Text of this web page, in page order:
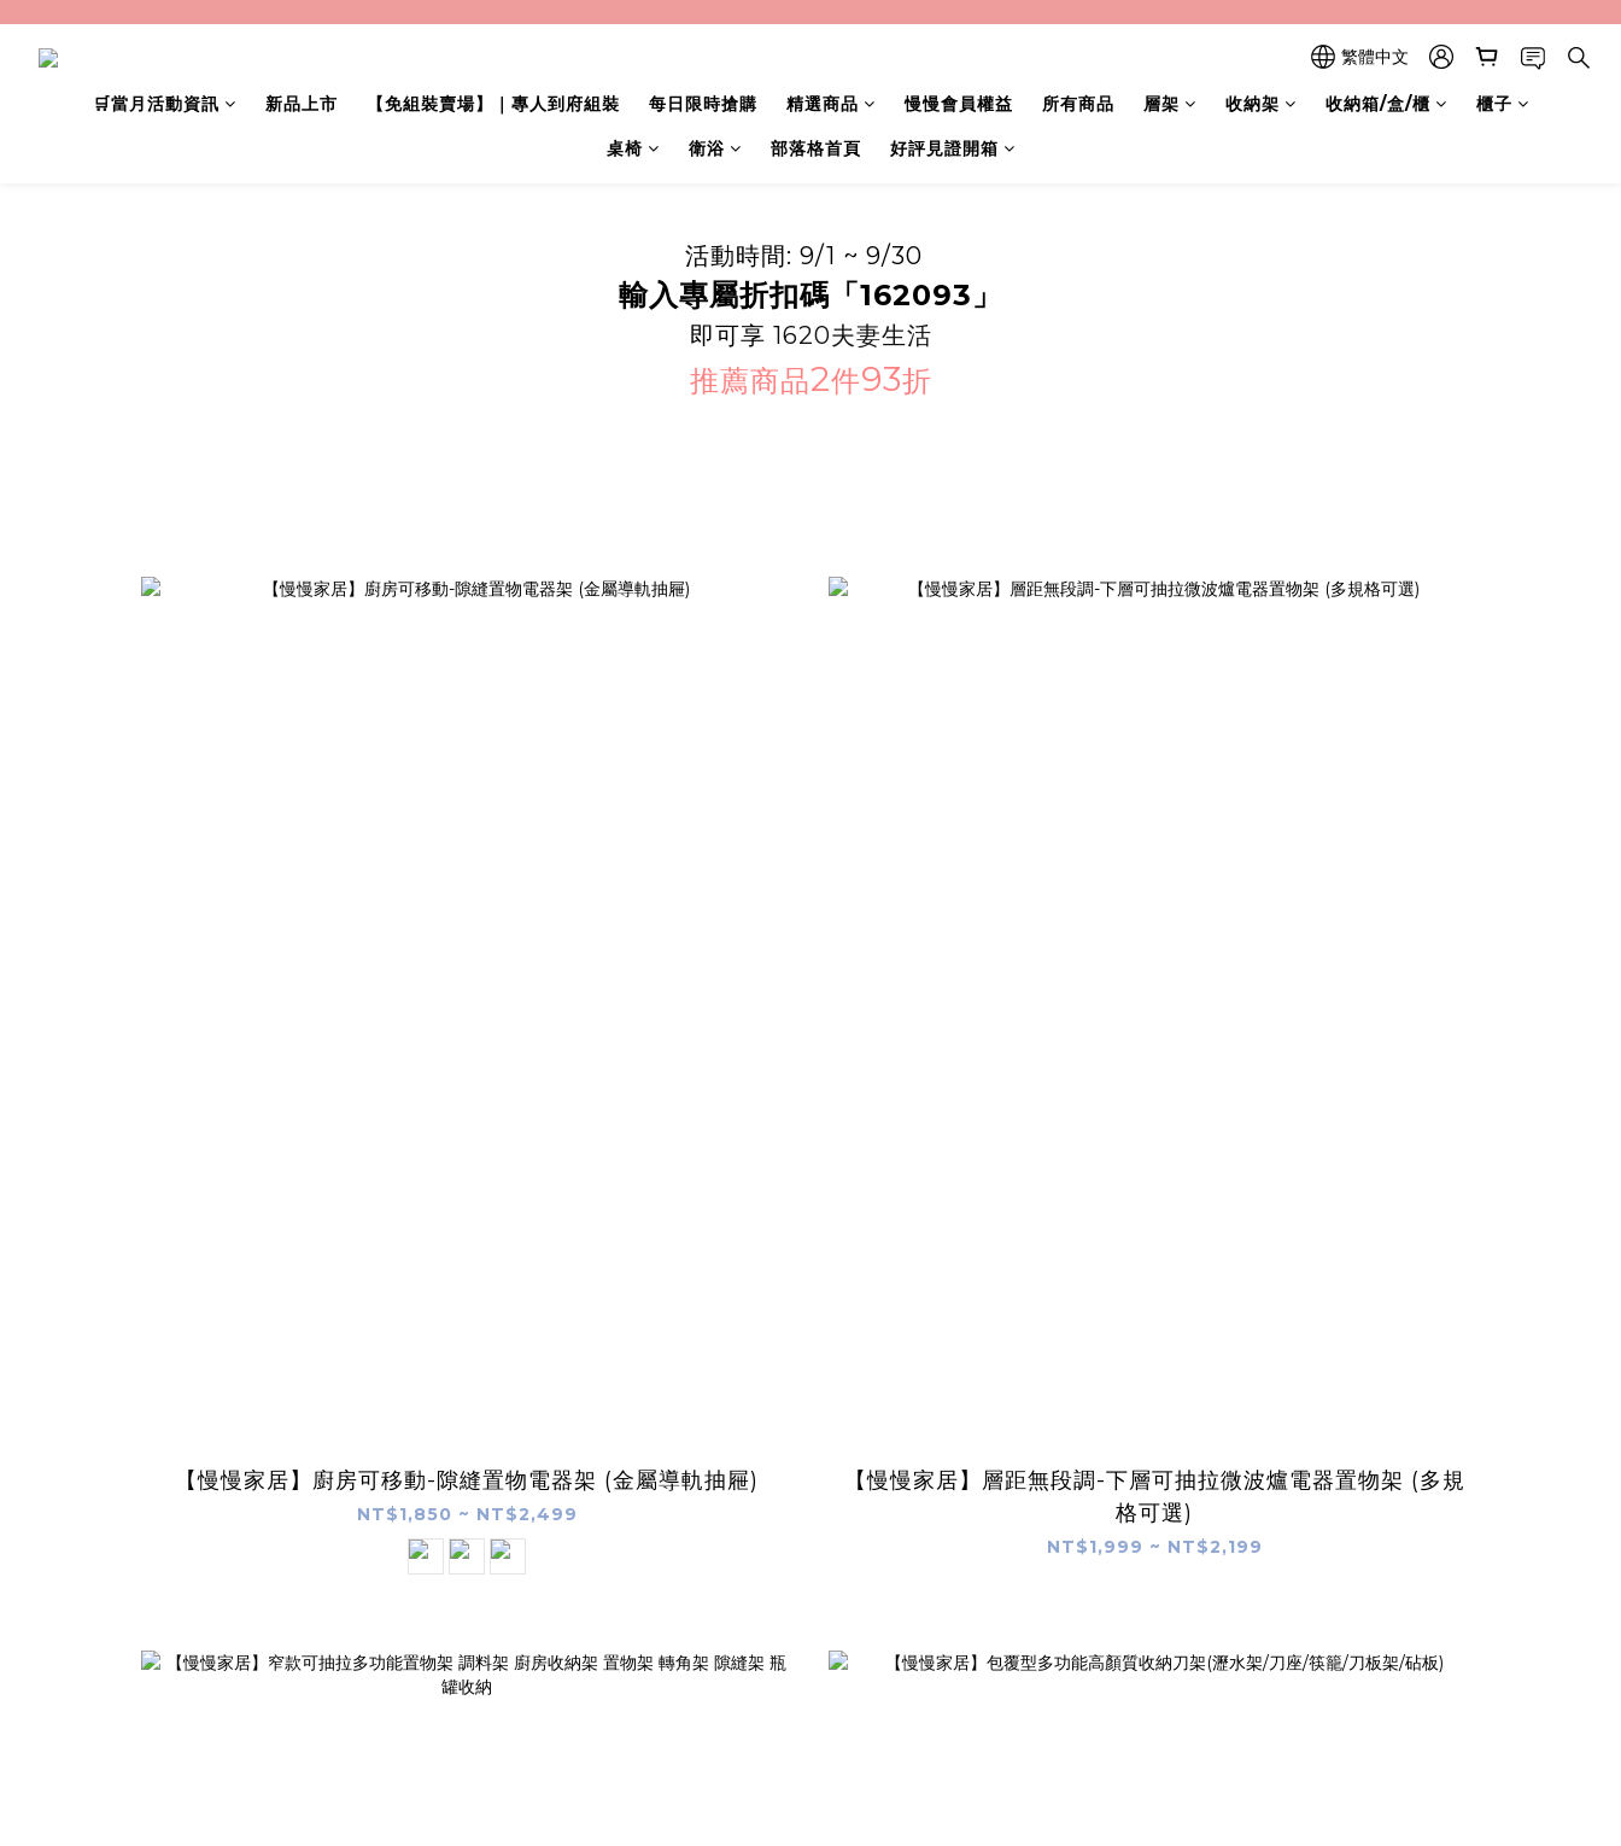
繁體中文
🛒當月活動資訊 新品上市 【免組裝賣場】｜專人到府組裝 每日限時搶購 精選商品 慢慢會員權益 所有商品 層架 收納架 收納箱/盒/櫃 櫃子
桌椅 衛浴 部落格首頁 好評見證開箱
活動時間: 9/1 ~ 9/30
輸入專屬折扣碼「162093」
即可享 1620夫妻生活
推薦商品2件93折
【慢慢家居】廚房可移動-隙縫置物電器架 (金屬導軌抽屜)
NT$1,850 ~ NT$2,499
【慢慢家居】層距無段調-下層可抽拉微波爐電器置物架 (多規
格可選)
NT$1,999 ~ NT$2,199